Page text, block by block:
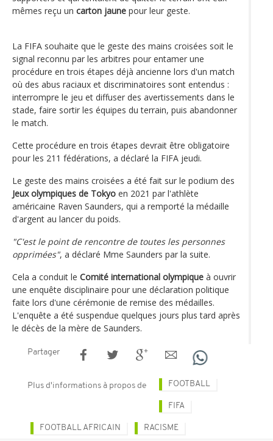
mêmes reçu un carton jaune pour leur geste.
La FIFA souhaite que le geste des mains croisées soit le
signal reconnu par les arbitres pour entamer une
procédure en trois étapes déjà ancienne lors d'un match
où des abus raciaux et discriminatoires sont entendus :
interrompre le jeu et diffuser des avertissements dans le
stade, faire sortir les équipes du terrain, puis abandonner
le match.
Cette procédure en trois étapes devrait être obligatoire
pour les 211 fédérations, a déclaré la FIFA jeudi.
Le geste des mains croisées a été fait sur le podium des
Jeux olympiques de Tokyo en 2021 par l'athlète
américaine Raven Saunders, qui a remporté la médaille
d'argent au lancer du poids.
"C'est le point de rencontre de toutes les personnes
opprimées", a déclaré Mme Saunders par la suite.
Cela a conduit le Comité international olympique à ouvrir
une enquête disciplinaire pour une déclaration politique
faite lors d'une cérémonie de remise des médailles.
L'enquête a été suspendue quelques jours plus tard après
le décès de la mère de Saunders.
Partager
Plus d'informations à propos de FOOTBALL
FIFA
FOOTBALL AFRICAIN RACISME